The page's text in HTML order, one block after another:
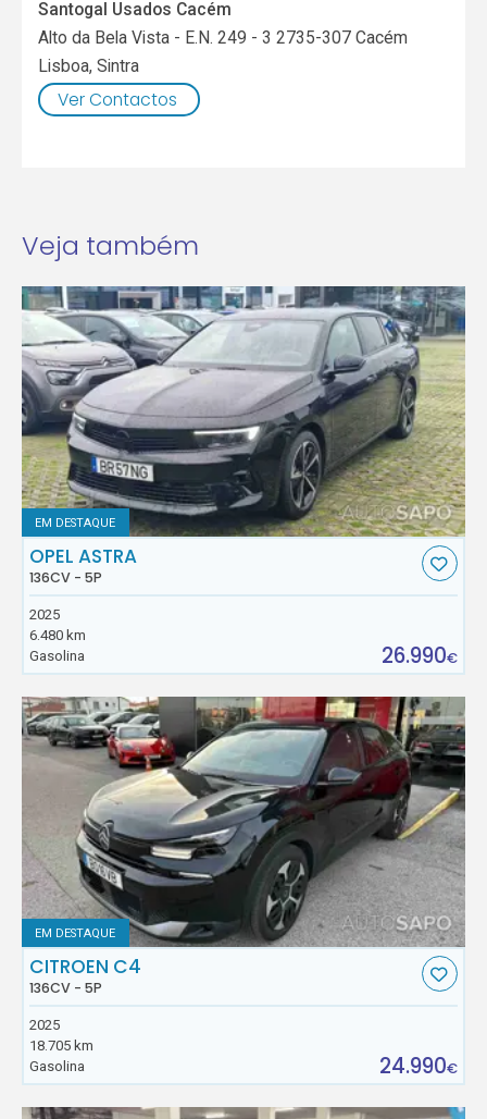
Santogal Usados Cacém
Alto da Bela Vista - E.N. 249 - 3 2735-307 Cacém
Lisboa,Sintra
Ver Contactos
Veja também
EM DESTAQUE
OPEL ASTRA
136CV - 5P
2025
6.480 km
Gasolina
26.990€
EM DESTAQUE
CITROEN C4
136CV - 5P
2025
18.705 km
Gasolina
24.990€